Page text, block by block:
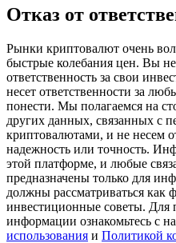
Trade Gold & Silver ·
USDT New User
USDT Flexible Staking |
New Listing Futures Fest
Trade New Futures, Win
Отказ от
Рынки криптовалют очень
быстрые колебания цен. Вы
ответственность за свои
несет ответственности за
понести. Мы полагаемся на
других данных, связанных с
криптовалютами, и не несем
надежность или точность.
этой платформе, и любые
предназначены только для
должны рассматриваться как
инвестиционные советы. Для
информации ознакомьтесь с
использования и Политикой